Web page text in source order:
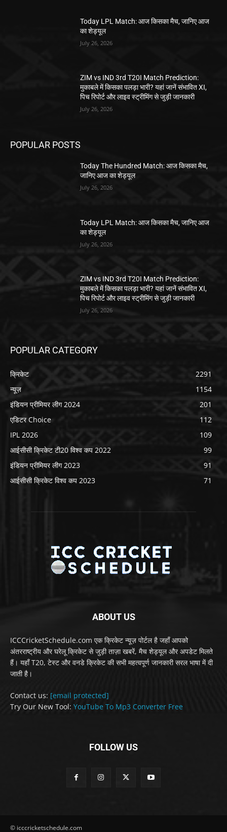
Today LPL Match: आज किसका मैच, जानिए आज
का शेड्यूल
July 26, 2026
ZIM vs IND 3rd T20I Match Prediction:
मुकाबले में किसका पलड़ा भारी? यहां जानें संभावित XI,
पिच रिपोर्ट और लाइव स्ट्रीमिंग से जुड़ी जानकारी
July 26, 2026
POPULAR POSTS
Today The Hundred Match: आज किसका मैच,
जानिए आज का शेड्यूल
July 26, 2026
Today LPL Match: आज किसका मैच, जानिए आज
का शेड्यूल
July 26, 2026
ZIM vs IND 3rd T20I Match Prediction:
मुकाबले में किसका पलड़ा भारी? यहां जानें संभावित XI,
पिच रिपोर्ट और लाइव स्ट्रीमिंग से जुड़ी जानकारी
July 26, 2026
POPULAR CATEGORY
क्रिकेट
2291
न्यूज़
1154
इंडियन प्रीमियर लीग 2024
201
एडिटर Choice
112
IPL 2026
109
आईसीसी क्रिकेट टी20 विश्व कप 2022
99
इंडियन प्रीमियर लीग 2023
91
आईसीसी क्रिकेट विश्व कप 2023
71
ABOUT US
ICCCricketSchedule.com एक क्रिकेट न्यूज़ पोर्टल है जहाँ आपको
अंतरराष्ट्रीय और घरेलू क्रिकेट से जुड़ी ताज़ा खबरें, मैच शेड्यूल और अपडेट मिलते
हैं। यहाँ T20, टेस्ट और वनडे क्रिकेट की सभी महत्वपूर्ण जानकारी सरल भाषा में दी
जाती है।
Contact us: [email protected]
Try Our New Tool: YouTube To Mp3 Converter Free
FOLLOW US
© icccricketschedule.com